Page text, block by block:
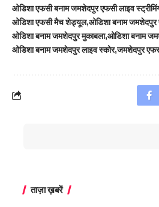
ओडिशा एफसी बनाम जमशेदपुर एफसी लाइव
ओडिशा एफसी मैच शेड्यूल ओडिशा बनाम
ओडिशा बनाम जमशेदपुर मुकाबला ओडिशा बनाम
ओडिशा बनाम जमशेदपुर लाइव स्कोर जमशेदपुर
ताज़ा ख़बरें